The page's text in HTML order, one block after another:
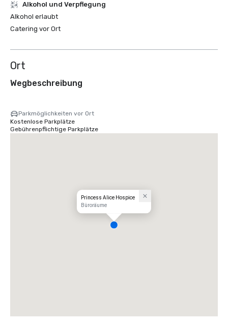
‪Alkohol‬ und Verpflegung
‪Alkohol‬ erlaubt
Catering vor Ort
Ort
Wegbeschreibung
Parkmöglichkeiten vor Ort
Kostenlose Parkplätze
Gebührenpflichtige Parkplätze
Princess Alice Hospice
Büroräume